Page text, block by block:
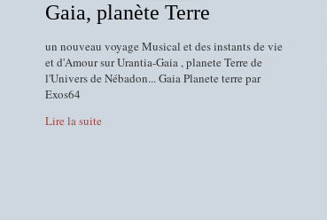
Gaia, planète Terre
un nouveau voyage Musical et des instants de vie
et d'Amour sur Urantia-Gaia , planete Terre de
l'Univers de Nébadon... Gaia Planete terre par
Exos64
Lire la suite